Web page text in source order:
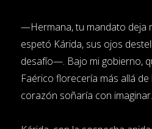
—Hermana, tu mandato deja
espetó Kárida, sus ojos
desafío—. Bajo mi gobierno,
Faérico florecería más allá
corazón soñaría con imaginar.